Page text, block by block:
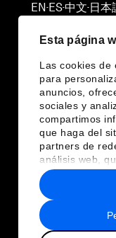
Esta página
Las cookies de
para
anuncios,
sociales y
compartimos
que haga del
partners de
análisis web,
combinarla
haya
recopilado a
hecho de sus
EN ▪ ES▪中文▪ 日本